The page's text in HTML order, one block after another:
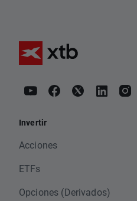
Invertir
Acciones
ETFs
Opciones (Derivados)